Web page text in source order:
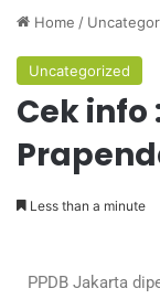
Home /
Uncategorized
Cek info
Less than a minute
PPDB Jakarta